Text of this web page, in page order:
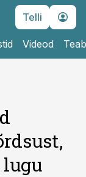
Telli
Videod